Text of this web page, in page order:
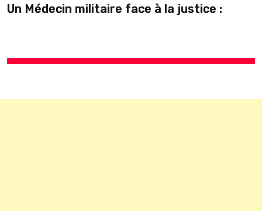
Un Médecin militaire face à la justice :